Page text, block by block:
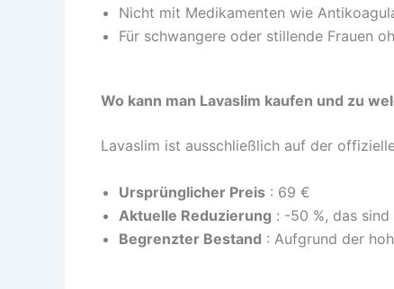
Nicht mit Medikamenten wie
Für schwangere oder stillende Frauen
Wo kann man Lavaslim kaufen und zu
Lavaslim ist ausschließlich auf der
Ursprünglicher Preis : 69 €
Aktuelle Reduzierung : -50 %, das
Begrenzter Bestand : Aufgrund der